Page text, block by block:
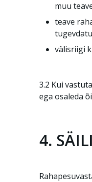
muu
teave
välisriigi
3.2 Kui
ega osaleda
4.